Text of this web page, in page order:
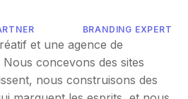
BRANDING EXPERT
et une agence de
concevons des sites
nous construisons des